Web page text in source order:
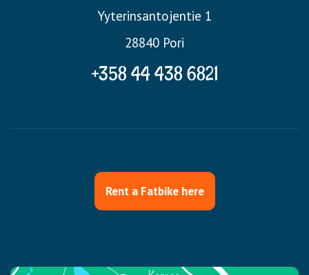
Yyterinsantojentie 1
28840 Pori
+358 44 438 6821
-
-​​​​​​​​​​​​
Rent a Fatbike here
-